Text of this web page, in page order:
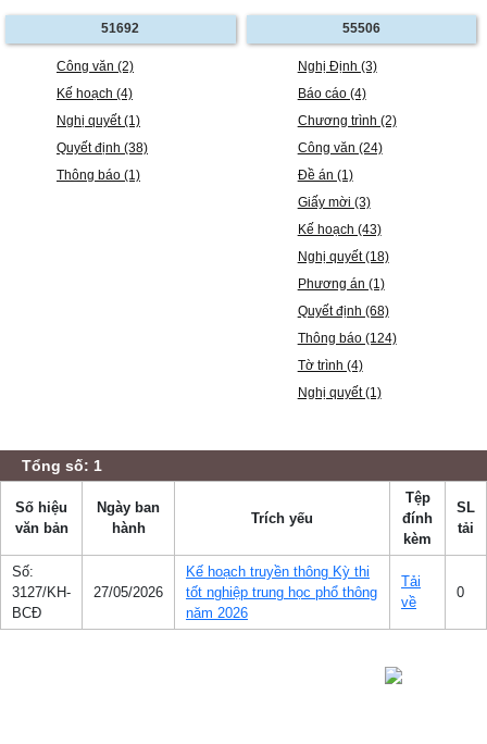
51692
Công văn (2)
Kế hoạch (4)
Nghị quyết (1)
Quyết định (38)
Thông báo (1)
55506
Nghị Định (3)
Báo cáo (4)
Chương trình (2)
Công văn (24)
Đề án (1)
Giấy mời (3)
Kế hoạch (43)
Nghị quyết (18)
Phương án (1)
Quyết định (68)
Thông báo (124)
Tờ trình (4)
Nghị quyết (1)
Tổng số: 1
Số hiệu
văn bản
Ngày ban
hành
Trích yếu
Tệp
đính
kèm
SL
tải
Số:
3127/KH-
BCĐ
27/05/2026
Kế hoạch truyền thông Kỳ thi
tốt nghiệp trung học phổ thông
năm 2026
Tải
về
0